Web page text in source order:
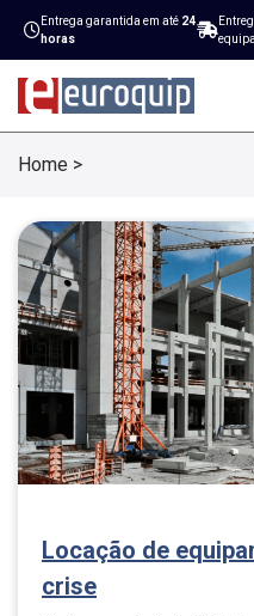
Entrega garantida em até 24
horas
Home >
Locação de
crise